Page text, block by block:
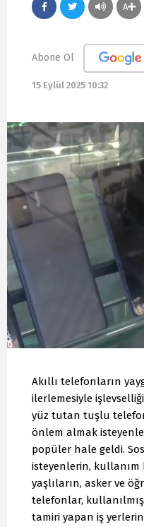
A
Abone Ol
15 Eylül 2025 10:32
Akıllı telefonların
ilerlemesiyle
yüz tutan tuşlu
önlem almak
popüler hale geldi.
isteyenlerin, kullanım
yaşlıların, asker ve
telefonlar,
tamiri yapan iş